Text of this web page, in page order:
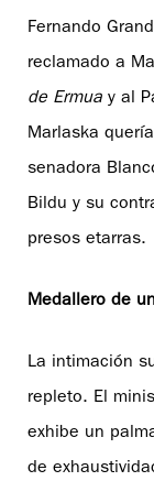
Fernando
reclamado a
de Ermua y al
Marlaska
senadora
Bildu y su
presos etarras.
Medallero de
La intimación
repleto. El
exhibe un
de